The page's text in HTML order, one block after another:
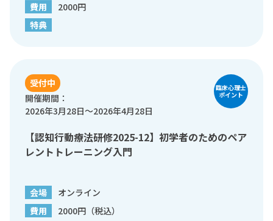
費用
2000円
特典
受付中
開催期間：
2026年3月28日～2026年4月28日
【認知行動療法研修2025-12】初学者のためのペア
レントトレーニング入門
会場
オンライン
費用
2000円（税込）
臨床心理士
ポイント